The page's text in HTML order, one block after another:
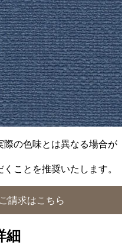
際の色味とは異なる場合が
ことを推奨いたします。
請求はこちら
細